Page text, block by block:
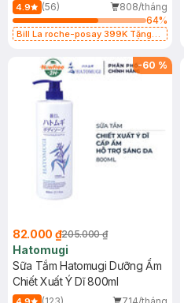
Dụng 40ml
4.9 (56)
808/tháng
64%
Bill La roche-posay 399K Tặng
(SL có hạn)
-60 %
82.000 ₫205.000 ₫
Hatomugi
Sữa Tắm Hatomugi Dưỡng Ẩm
Chiết Xuất Ý Dĩ 800ml